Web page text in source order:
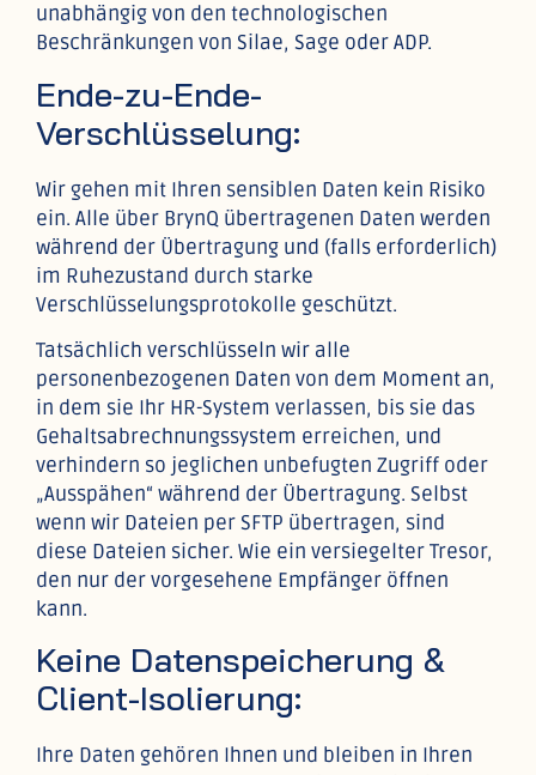
unabhängig von den technologischen
Beschränkungen von Silae, Sage oder ADP.
Ende-zu-Ende-
Verschlüsselung:
Wir gehen mit Ihren sensiblen Daten kein Risiko
ein. Alle über BrynQ übertragenen Daten werden
während der Übertragung und (falls erforderlich)
im Ruhezustand durch starke
Verschlüsselungsprotokolle geschützt.
Tatsächlich verschlüsseln wir alle
personenbezogenen Daten von dem Moment an,
in dem sie Ihr HR-System verlassen, bis sie das
Gehaltsabrechnungssystem erreichen, und
verhindern so jeglichen unbefugten Zugriff oder
„Ausspähen“ während der Übertragung. Selbst
wenn wir Dateien per SFTP übertragen, sind
diese Dateien sicher. Wie ein versiegelter Tresor,
den nur der vorgesehene Empfänger öffnen
kann.
Keine Datenspeicherung &
Client-Isolierung:
Ihre Daten gehören Ihnen und bleiben in Ihren